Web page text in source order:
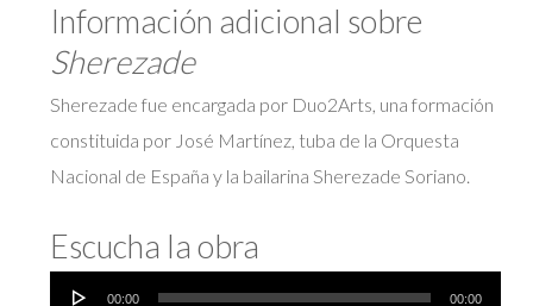
Información adicional sobre
Sherezade
Sherezade fue encargada por Duo2Arts, una formación
constituida por José Martínez, tuba de la Orquesta
Nacional de España y la bailarina Sherezade Soriano.
Escucha la obra
Reproductor
00:00 00:00